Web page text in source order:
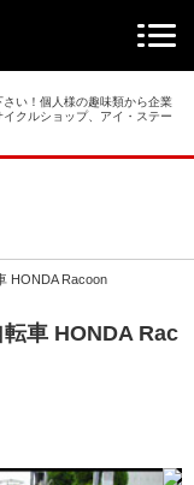
い！個人様の趣味類から企業
クルショップ、アイ・ステー
HONDA Racoon
車 HONDA Rac